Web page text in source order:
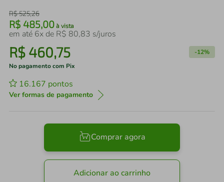
R$525,26
R$ 485,00 à vista
em até 6x de R$ 80,83 s/juros
R$ 460,75 -12%
No pagamento com Pix
16.167 pontos
Ver formas de pagamento
Comprar agora
Adicionar ao carrinho